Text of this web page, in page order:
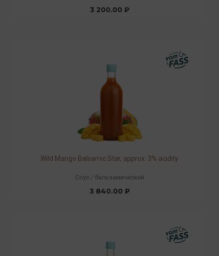
3 200.00 ₽
Wild Mango Balsamic Star, approx. 3% acidity
Соус / бальзамический
3 840.00 ₽